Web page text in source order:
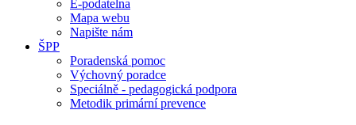
E-podatelna
Mapa webu
Napište nám
ŠPP
Poradenská pomoc
Výchovný poradce
Speciálně - pedagogická podpora
Metodik primární prevence